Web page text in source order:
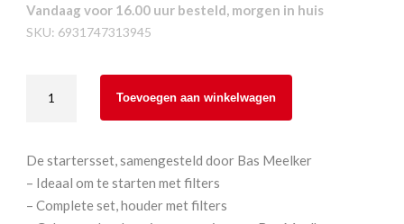
Vandaag voor 16.00 uur besteld, morgen in huis
SKU: 6931747313945
FM10M2
Meelker
Master
Kit
aantal
Toevoegen aan winkelwagen
De startersset, samengesteld door Bas Meelker
– Ideaal om te starten met filters
– Complete set, houder met filters